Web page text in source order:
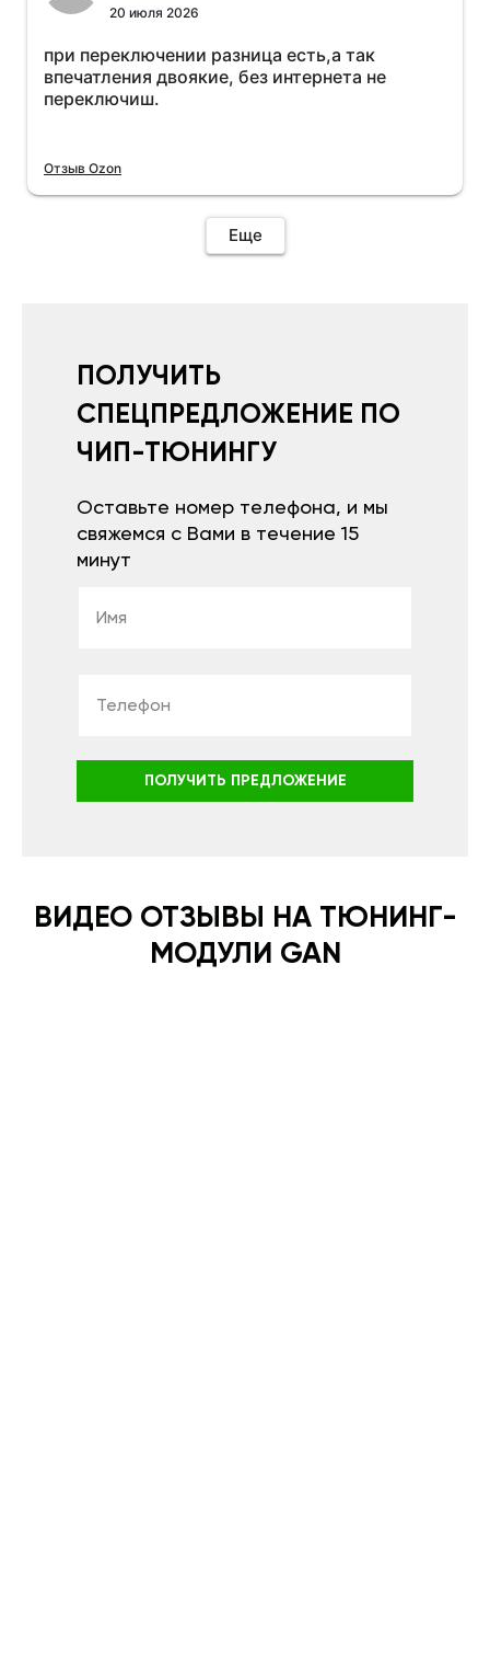
20 июля 2026
при переключении разница есть,а так
впечатления двоякие, без интернета не
переключиш.
Отзыв Ozon
Еще
ПОЛУЧИТЬ
СПЕЦПРЕДЛОЖЕНИЕ ПО
ЧИП-ТЮНИНГУ
Оставьте номер телефона, и мы
свяжемся с Вами в течение 15
минут
ПОЛУЧИТЬ ПРЕДЛОЖЕНИЕ
ВИДЕО ОТЗЫВЫ НА ТЮНИНГ-
МОДУЛИ GAN